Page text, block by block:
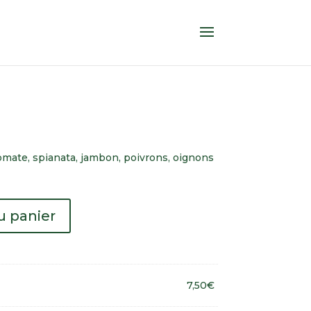
spianata, jambon, poivrons, oignons
panier
7,50€